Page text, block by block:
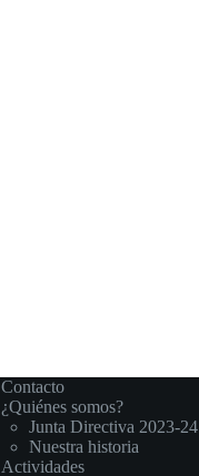
Contacto
¿Quiénes somos?
Junta Directiva 2023-24
Nuestra historia
Actividades